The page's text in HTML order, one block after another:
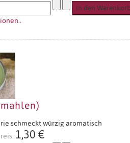
schmeckt würzig aromatisch
1,30 €